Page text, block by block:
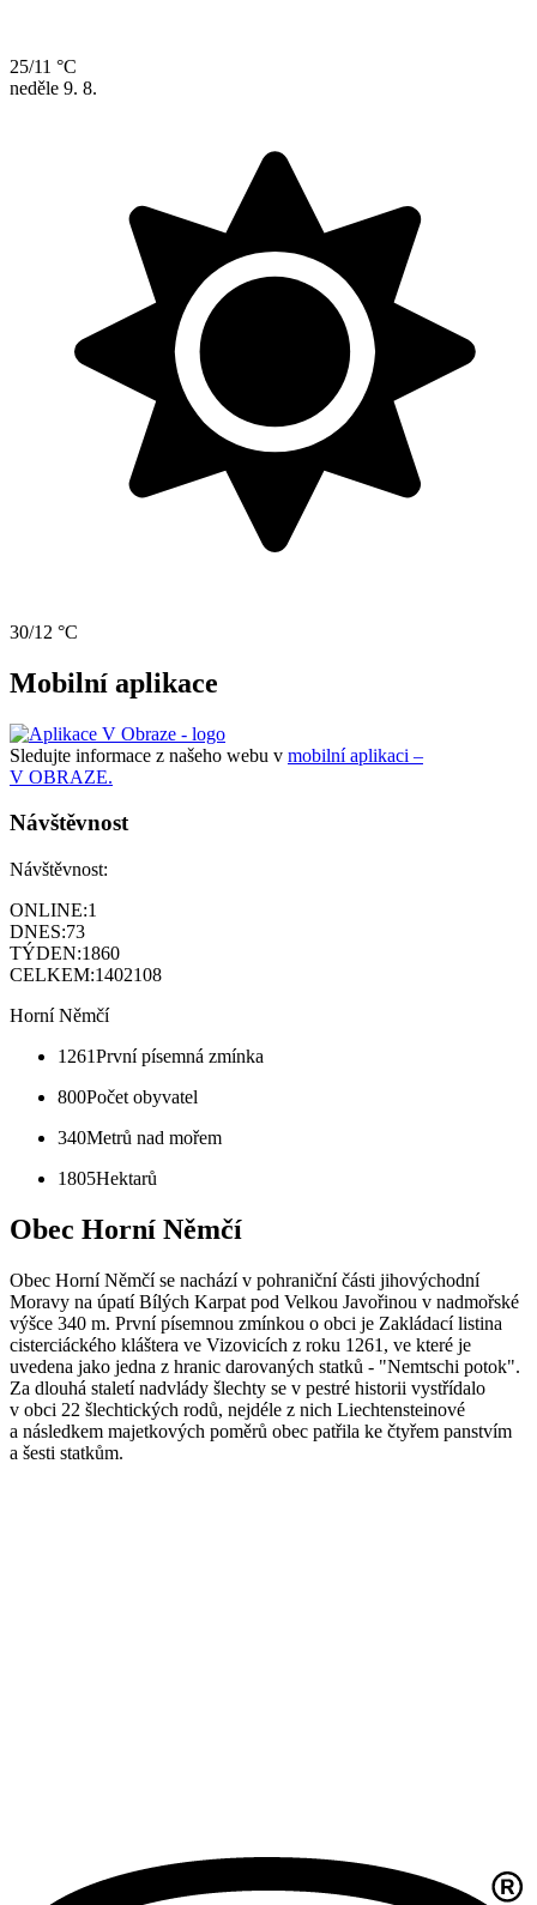
25/11 °C
neděle 9. 8.
30/12 °C
Mobilní aplikace
Sledujte informace z našeho webu v mobilní aplikaci –
V OBRAZE.
Návštěvnost
Návštěvnost:
ONLINE:1
DNES:73
TÝDEN:1860
CELKEM:1402108
Horní Němčí
1261První písemná zmínka
800Počet obyvatel
340Metrů nad mořem
1805Hektarů
Obec Horní Němčí
Obec Horní Němčí se nachází v pohraniční části jihovýchodní
Moravy na úpatí Bílých Karpat pod Velkou Javořinou v nadmořské
výšce 340 m. První písemnou zmínkou o obci je Zakládací listina
cisterciáckého kláštera ve Vizovicích z roku 1261, ve které je
uvedena jako jedna z hranic darovaných statků - "Nemtschi potok".
Za dlouhá staletí nadvlády šlechty se v pestré historii vystřídalo
v obci 22 šlechtických rodů, nejdéle z nich Liechtensteinové
a následkem majetkových poměrů obec patřila ke čtyřem panstvím
a šesti statkům.